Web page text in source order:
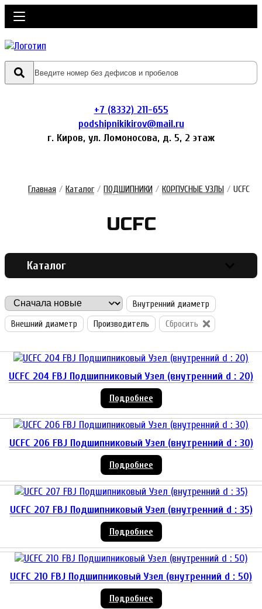
+7 (8332) 211-655
podshipnikikirov@mail.ru
г. Киров, ул. Ломоносова, д. 5, 2 этаж
Главная / Каталог / ПОДШИПНИКИ / КОРПУСНЫЕ УЗЛЫ / UCFC
UCFC
Каталог
Внутренний диаметр
Внешний диаметр
Производитель Сбросить
UCFC 204 FBJ Подшипниковый Узел (внутренний d : 20)
Подробнее
UCFC 206 FBJ Подшипниковый Узел (внутренний d : 30)
Подробнее
UCFC 207 FBJ Подшипниковый Узел (внутренний d : 35)
Подробнее
UCFC 210 FBJ Подшипниковый Узел (внутренний d : 50)
Подробнее